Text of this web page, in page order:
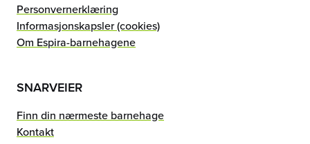
Personvernerklæring
Informasjonskapsler (cookies)
Om Espira-barnehagene
SNARVEIER
Finn din nærmeste barnehage
Kontakt